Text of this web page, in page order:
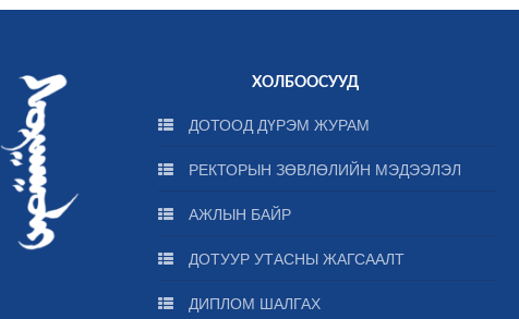
ХОЛБООСУУД
ДОТООД ДҮРЭМ ЖУРАМ
РЕКТОРЫН ЗӨВЛӨЛИЙН МЭДЭЭЛЭЛ
АЖЛЫН БАЙР
ДОТУУР УТАСНЫ ЖАГСААЛТ
ДИПЛОМ ШАЛГАХ